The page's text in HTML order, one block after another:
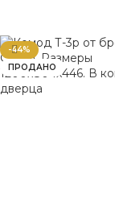
-44%
ПРОДАНО